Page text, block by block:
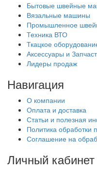
Бытовые швейные
Вязальные машины
Промышленное
Техника ВТО
Ткацкое
Аксессуары и
Лидеры продаж
Навигация
О компании
Оплата и доставка
Статьи и полезная
Политика обработки
Соглашение на
Личный кабинет